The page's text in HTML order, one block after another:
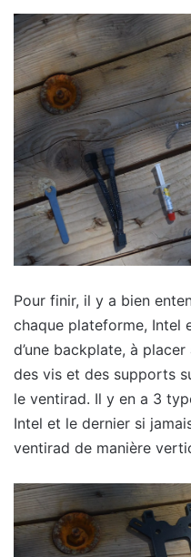
Pour finir, il y a bien
chaque plateforme, Intel
d’une backplate, à
des vis et des supports
le ventirad. Il y en a 3
Intel et le dernier si
ventirad de manière